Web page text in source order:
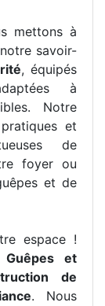
mettons à
savoir-
, équipés
à
Notre
et
de
foyer ou
et de
espace !
Guêpes et
de
. Nous